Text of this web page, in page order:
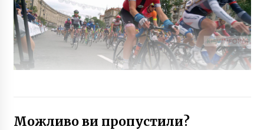
Можливо ви пропустили?